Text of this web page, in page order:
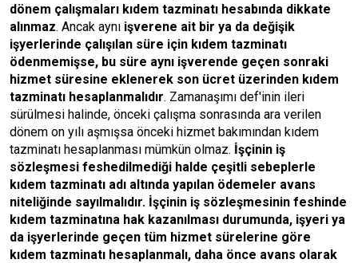
dönem çalışmaları kıdem tazminatı hesabında dikkate
alınmaz. Ancak aynı işverene ait bir ya da değişik
işyerlerinde çalışılan süre için kıdem tazminatı
ödenmemişse, bu süre aynı işverende geçen sonraki
hizmet süresine eklenerek son ücret üzerinden kıdem
tazminatı hesaplanmalıdır. Zamanaşımı def'inin ileri
sürülmesi halinde, önceki çalışma sonrasında ara verilen
dönem on yılı aşmışsa önceki hizmet bakımından kıdem
tazminatı hesaplanması mümkün olmaz. İşçinin iş
sözleşmesi feshedilmediği halde çeşitli sebeplerle
kıdem tazminatı adı altında yapılan ödemeler avans
niteliğinde sayılmalıdır. İşçinin iş sözleşmesinin feshinde
kıdem tazminatına hak kazanılması durumunda, işyeri ya
da işyerlerinde geçen tüm hizmet sürelerine göre
kıdem tazminatı hesaplanmalı, daha önce avans olarak